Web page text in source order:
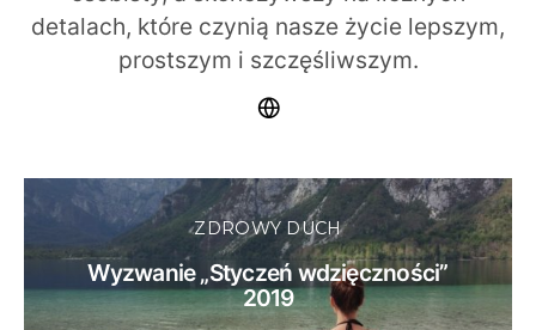
detalach, które czynią nasze życie lepszym,
prostszym i szczęśliwszym.
ZDROWY DUCH
Wyzwanie „Styczeń wdzięczności”
2019